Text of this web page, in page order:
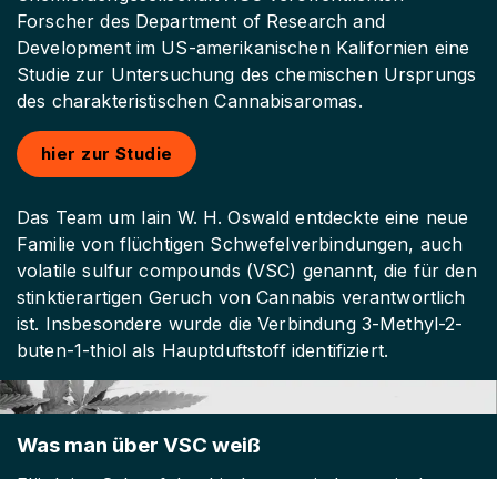
Forscher des Department of Research and
Development im US-amerikanischen Kalifornien eine
Studie zur Untersuchung des chemischen Ursprungs
des charakteristischen Cannabisaromas.
hier zur Studie
Das Team um Iain W. H. Oswald entdeckte eine neue
Familie von flüchtigen Schwefelverbindungen, auch
volatile sulfur compounds (VSC) genannt, die für den
stinktierartigen Geruch von Cannabis verantwortlich
ist. Insbesondere wurde die Verbindung 3-Methyl-2-
buten-1-thiol als Hauptduftstoff identifiziert.
Was man über VSC weiß